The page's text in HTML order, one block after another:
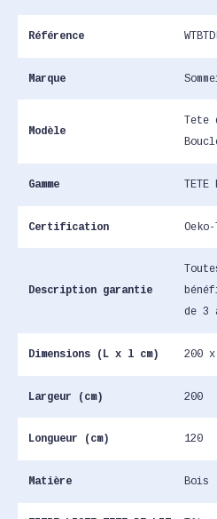
Référence
Marque
Modèle
Tete
Gamme TETE
Certification
Description garantie
de 3
Dimensions (L x l cm) 200
Largeur (cm) 200
Longueur (cm) 120
Matière Bois